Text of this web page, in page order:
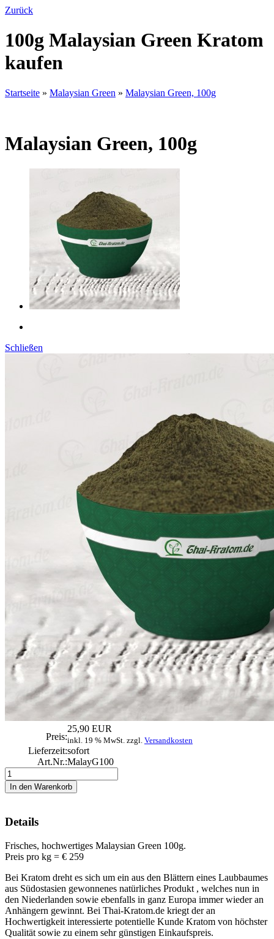
Zurück
100g Malaysian Green Kratom
kaufen
Startseite » Malaysian Green » Malaysian Green, 100g
Malaysian Green, 100g
Schließen
Preis:
25,90 EUR
inkl. 19 % MwSt. zzgl. Versandkosten
Lieferzeit:sofort
Art.Nr.:MalayG100
Details
Frisches, hochwertiges Malaysian Green 100g.
Preis pro kg = € 259
Bei Kratom dreht es sich um ein aus den Blättern eines Laubbaumes
aus Südostasien gewonnenes natürliches Produkt , welches nun in
den Niederlanden sowie ebenfalls in ganz Europa immer wieder an
Anhängern gewinnt. Bei Thai-Kratom.de kriegt der an
Hochwertigkeit interessierte potentielle Kunde Kratom von höchster
Qualität sowie zu einem sehr günstigen Einkaufspreis.